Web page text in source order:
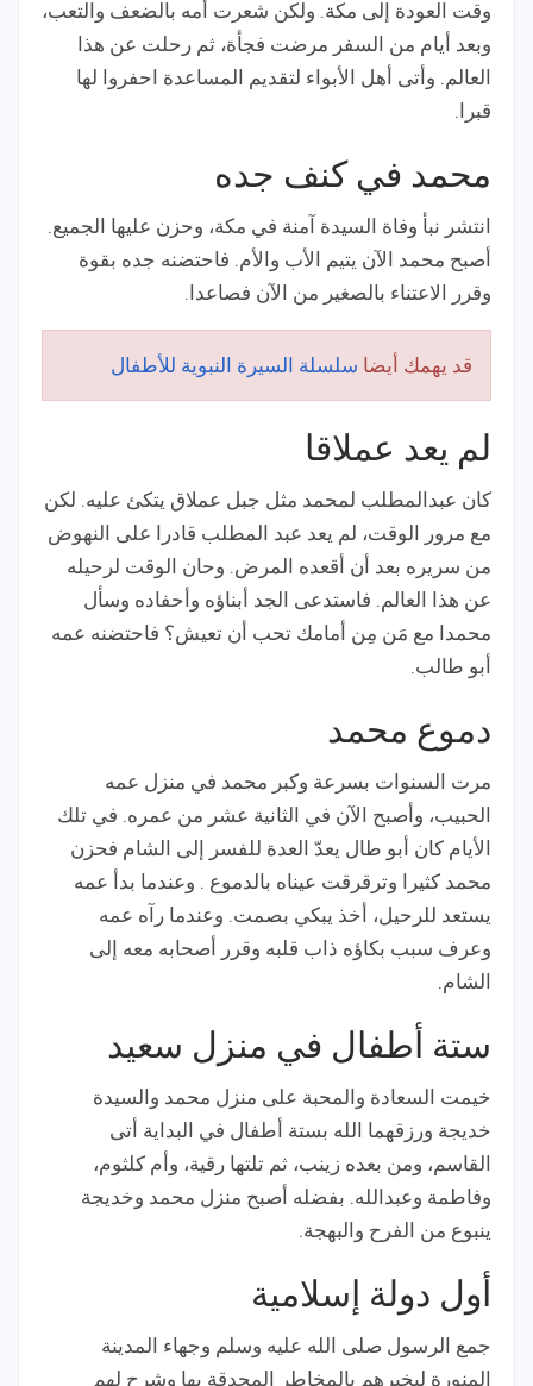
وقت العودة إلى مكة. ولكن شعرت أمه بالضعف والتعب،
وبعد أيام من السفر مرضت فجأة، ثم رحلت عن هذا
العالم. وأتى أهل الأبواء لتقديم المساعدة احفروا لها
قبرا.
محمد في كنف جده
انتشر نبأ وفاة السيدة آمنة في مكة، وحزن عليها الجميع.
أصبح محمد الآن يتيم الأب والأم. فاحتضنه جده بقوة
وقرر الاعتناء بالصغير من الآن فصاعدا.
قد يهمك أيضا سلسلة السيرة النبوية للأطفال
لم يعد عملاقا
كان عبدالمطلب لمحمد مثل جبل عملاق يتكئ عليه. لكن
مع مرور الوقت، لم يعد عبد المطلب قادرا على النهوض
من سريره بعد أن أقعده المرض. وحان الوقت لرحيله
عن هذا العالم. فاستدعى الجد أبناؤه وأحفاده وسأل
محمدا مع مَن مِن أمامك تحب أن تعيش؟ فاحتضنه عمه
أبو طالب.
دموع محمد
مرت السنوات بسرعة وكبر محمد في منزل عمه
الحبيب، وأصبح الآن في الثانية عشر من عمره. في تلك
الأيام كان أبو طال يعدّ العدة للفسر إلى الشام فحزن
محمد كثيرا وترقرقت عيناه بالدموع . وعندما بدأ عمه
يستعد للرحيل، أخذ يبكي بصمت. وعندما رآه عمه
وعرف سبب بكاؤه ذاب قلبه وقرر أصحابه معه إلى
الشام.
ستة أطفال في منزل سعيد
خيمت السعادة والمحبة على منزل محمد والسيدة
خديجة ورزقهما الله بستة أطفال في البداية أتى
القاسم، ومن بعده زينب، ثم تلتها رقية، وأم كلثوم،
وفاطمة وعبدالله. بفضله أصبح منزل محمد وخديجة
ينبوع من الفرح والبهجة.
أول دولة إسلامية
جمع الرسول صلى الله عليه وسلم وجهاء المدينة
المنورة ليخبرهم بالمخاطر المحدقة بها وشرح لهم